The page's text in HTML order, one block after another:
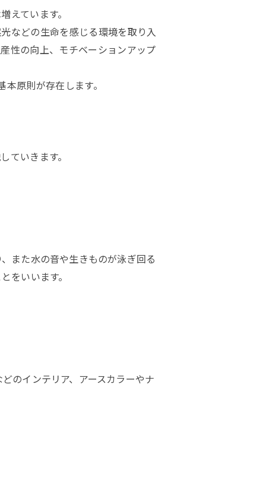
えています。
などの生命を感じる環境を取り入
性の向上、モチベーションアップ
原則が存在します。
ていきます。
また水の音や生きものが泳ぎ回る
をいいます。
のインテリア、アースカラーやナ